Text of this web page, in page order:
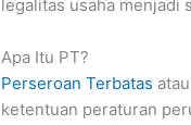
legalitas usaha menjadi
Apa Itu PT?
Perseroan Terbatas
ketentuan peraturan